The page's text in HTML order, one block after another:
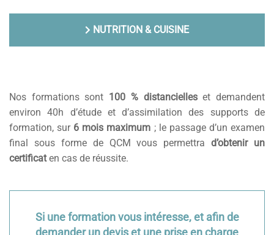
NUTRITION & CUISINE
Nos formations sont 100 % distancielleset demandent
environ 40h d’étude et d’assimilation des supports de
formation, sur 6 mois maximum ; le passage d’un examen
final sous forme de QCM vous permettrad’obtenir un
certificaten cas de réussite.
Si une formation vous intéresse, et afin de
demander un devis et une prise en charge